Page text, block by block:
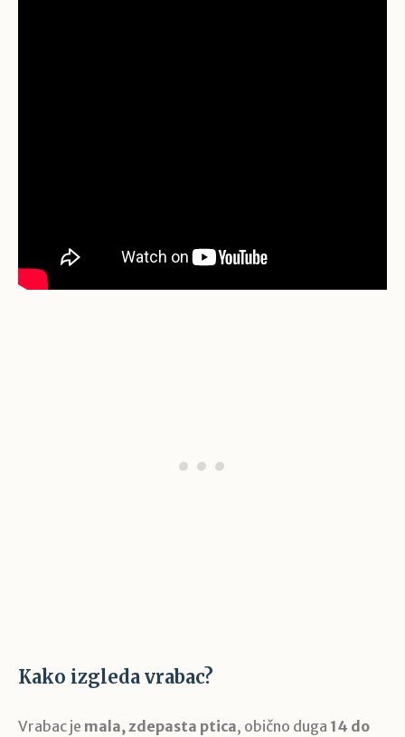
Kako izgleda vrabac?
Vrabac je mala, zdepasta ptica, obično duga 14 do